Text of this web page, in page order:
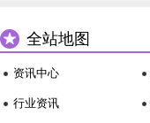
全站地图
资讯中心
行业资讯